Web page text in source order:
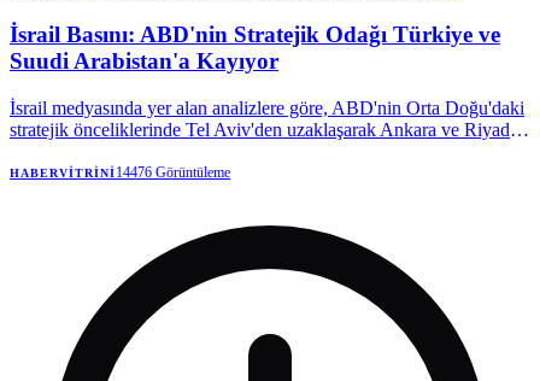
İsrail Basını: ABD'nin Stratejik Odağı Türkiye ve
Suudi Arabistan'a Kayıyor
İsrail medyasında yer alan analizlere göre, ABD'nin Orta Doğu'daki
stratejik önceliklerinde Tel Aviv'den uzaklaşarak Ankara ve Riyad'a
değişikliğinin en somut delili olduğu vurgulanıyor.
HABERVITRINI14476 Görüntüleme